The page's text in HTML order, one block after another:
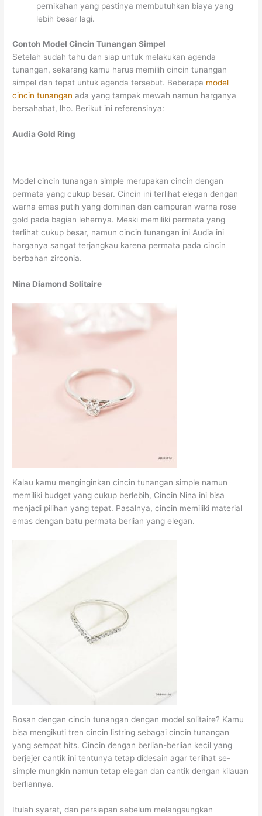
pernikahan yang pastinya membutuhkan biaya yang
lebih besar lagi.
Contoh Model Cincin Tunangan Simpel
Setelah sudah tahu dan siap untuk melakukan agenda
tunangan, sekarang kamu harus memilih cincin tunangan
simpel dan tepat untuk agenda tersebut. Beberapa model
cincin tunangan ada yang tampak mewah namun harganya
bersahabat, lho. Berikut ini referensinya:
Audia Gold Ring
Model cincin tunangan simple merupakan cincin dengan
permata yang cukup besar. Cincin ini terlihat elegan dengan
warna emas putih yang dominan dan campuran warna rose
gold pada bagian lehernya. Meski memiliki permata yang
terlihat cukup besar, namun cincin tunangan ini Audia ini
harganya sangat terjangkau karena permata pada cincin
berbahan zirconia.
Nina Diamond Solitaire
Kalau kamu menginginkan cincin tunangan simple namun
memiliki budget yang cukup berlebih, Cincin Nina ini bisa
menjadi pilihan yang tepat. Pasalnya, cincin memiliki material
emas dengan batu permata berlian yang elegan.
Bosan dengan cincin tunangan dengan model solitaire? Kamu
bisa mengikuti tren cincin listring sebagai cincin tunangan
yang sempat hits. Cincin dengan berlian-berlian kecil yang
berjejer cantik ini tentunya tetap didesain agar terlihat se-
simple mungkin namun tetap elegan dan cantik dengan kilauan
berliannya.
Itulah syarat, dan persiapan sebelum melangsungkan